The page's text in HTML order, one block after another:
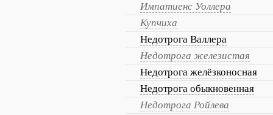
Импатиенс Уоллера
Купчиха
Недотрога Валлера
Недотрога железистая
Недотрога желёзконосная
Недотрога обыкновенная
Недотрога Ройлева